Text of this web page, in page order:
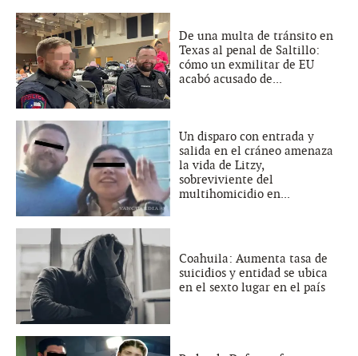
De una multa de tránsito en
Texas al penal de Saltillo:
cómo un exmilitar de EU
acabó acusado de...
Un disparo con entrada y
salida en el cráneo amenaza
la vida de Litzy,
sobreviviente del
multihomicidio en...
Coahuila: Aumenta tasa de
suicidios y entidad se ubica
en el sexto lugar en el país